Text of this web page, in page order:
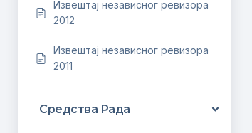
Извештај независног ревизора
2012
Извештај независног ревизора
2011
Средства Рада